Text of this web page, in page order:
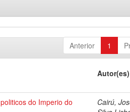
Anterior 1
Autor(es)
do Imperio do
Cairú,